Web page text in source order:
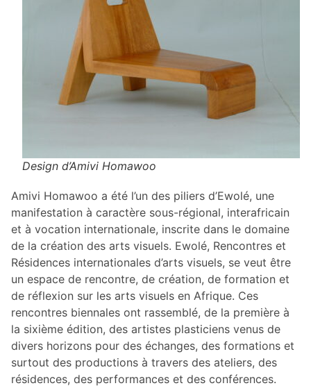
Design d’Amivi Homawoo
Amivi Homawoo a été l’un des piliers d’Ewolé, une
manifestation à caractère sous-régional, interafricain
et à vocation internationale, inscrite dans le domaine
de la création des arts visuels. Ewolé, Rencontres et
Résidences internationales d’arts visuels, se veut être
un espace de rencontre, de création, de formation et
de réflexion sur les arts visuels en Afrique. Ces
rencontres biennales ont rassemblé, de la première à
la sixième édition, des artistes plasticiens venus de
divers horizons pour des échanges, des formations et
surtout des productions à travers des ateliers, des
résidences, des performances et des conférences.